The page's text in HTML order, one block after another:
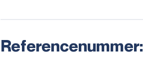
Referencenummer: